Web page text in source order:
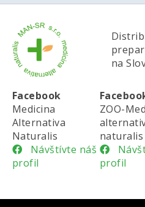
na
Facebook
Medicina
Alternativa
Naturalis
Návštívte náš
profil
ZOO-
naturalis
profil